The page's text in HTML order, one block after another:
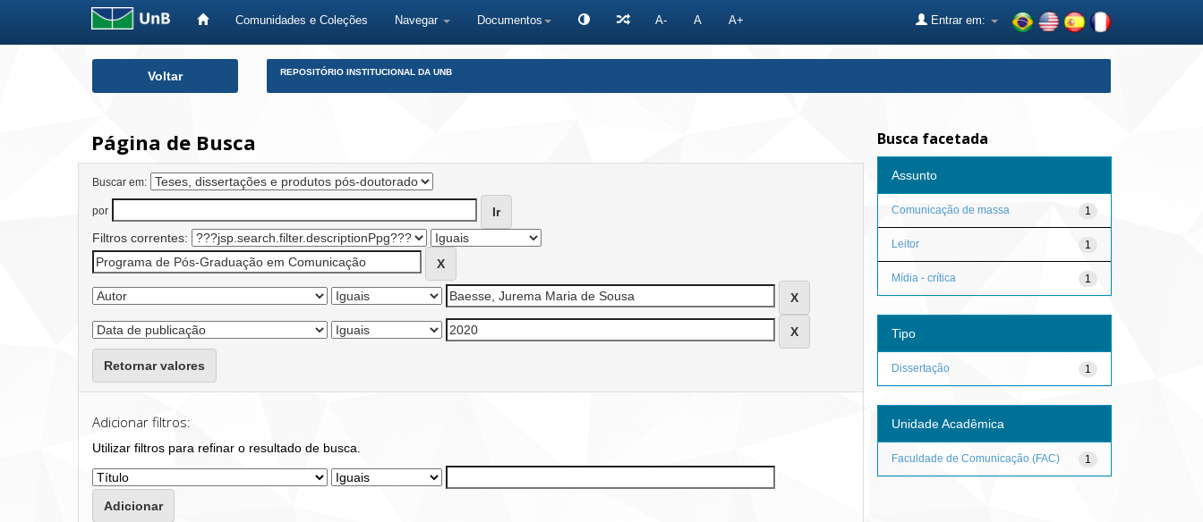
Comunidades e Coleções Navegar Documentos A- A A+ Entrar em:
Voltar REPOSITÓRIO INSTITUCIONAL DA UNB
Página de Busca
Buscar em:
por
Filtros correntes:
Retornar valores
Adicionar filtros:
Utilizar filtros para refinar o resultado de busca.
Busca facetada
Assunto
1
Comunicação de massa
1
Leitor
1
Mídia - crítica
Tipo
1
Dissertação
Unidade Acadêmica
1
Faculdade de Comunicação (FAC)